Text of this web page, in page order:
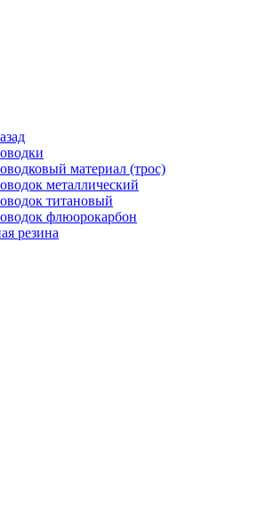
материал (трос)
металлический
титановый
флюорокарбон
резина